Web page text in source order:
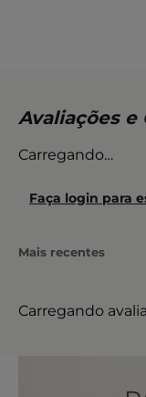
Carregando…
Faça login para
Mais recentes
Carregando